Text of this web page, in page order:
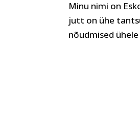
Minu nimi on
jutt on ühe
nõudmised